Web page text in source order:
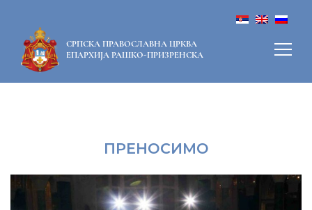
СРПСКА ПРАВОСЛАВНА ЦРКВА
ЕПАРХИЈА РАШКО-ПРИЗРЕНСКА
ПРЕНОСИМО